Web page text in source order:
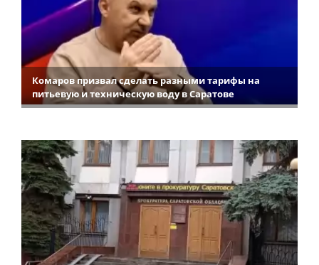
Комаров призвал сделать разными тарифы на
питьевую и техническую воду в Саратове